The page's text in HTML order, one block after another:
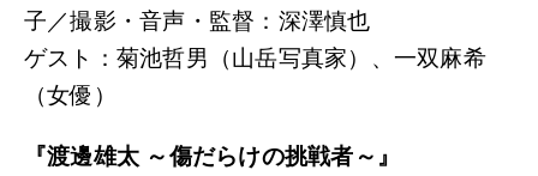
子／撮影・音声・監督：深澤慎也
ゲスト：菊池哲男（山岳写真家）、一双麻希
（女優）
『渡邊雄太 ～傷だらけの挑戦者～』